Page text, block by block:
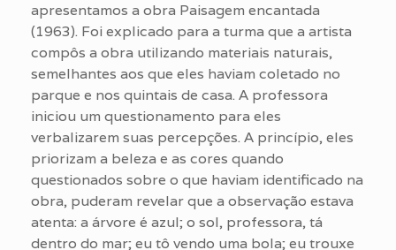
apresentamos a obra Paisagem encantada
(1963). Foi explicado para a turma que a artista
compôs a obra utilizando materiais naturais,
semelhantes aos que eles haviam coletado no
parque e nos quintais de casa. A professora
iniciou um questionamento para eles
verbalizarem suas percepções. A princípio, eles
priorizam a beleza e as cores quando
questionados sobre o que haviam identificado na
obra, puderam revelar que a observação estava
atenta: a árvore é azul; o sol, professora, tá
dentro do mar; eu tô vendo uma bola; eu trouxe